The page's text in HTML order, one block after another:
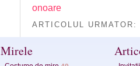
onoare
ARTICOLUL URMATOR:
Mirele